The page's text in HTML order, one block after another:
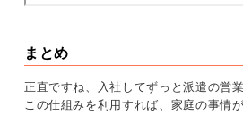
まとめ
正直ですね、入社してずっと派遣の営
この仕組みを利用すれば、家庭の事情